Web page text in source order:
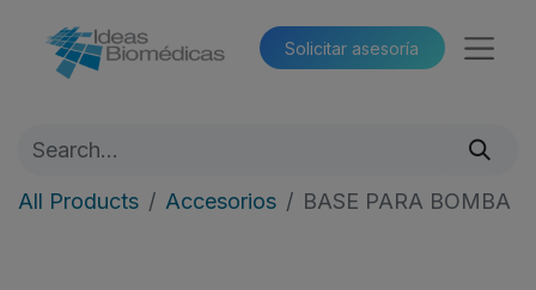
Solicitar asesoría​​
All Products Accesorios BASE PARA BOMBA